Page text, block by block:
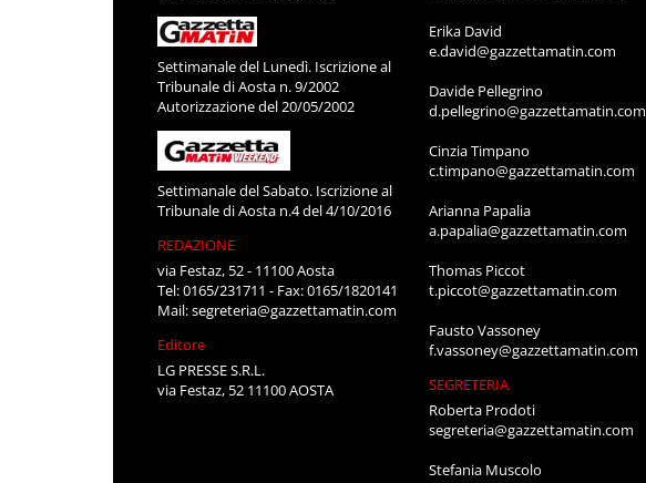
Settimanale del Lunedì. Iscrizione al
Tribunale di Aosta n. 9/2002
Autorizzazione del 20/05/2002
Settimanale del Sabato. Iscrizione al
Tribunale di Aosta n.4 del 4/10/2016
REDAZIONE
via Festaz, 52 - 11100 Aosta
Tel: 0165/231711 - Fax: 0165/1820141
Mail:segreteria@gazzettamatin.com
Editore
LG PRESSE S.R.L.
via Festaz, 52 11100 AOSTA
Erika David
e.david@gazzettamatin.com
Davide Pellegrino
d.pellegrino@gazzettamatin.com
Cinzia Timpano
c.timpano@gazzettamatin.com
Arianna Papalia
a.papalia@gazzettamatin.com
Thomas Piccot
t.piccot@gazzettamatin.com
Fausto Vassoney
f.vassoney@gazzettamatin.com
SEGRETERIA
Roberta Prodoti
segreteria@gazzettamatin.com
Stefania Muscolo